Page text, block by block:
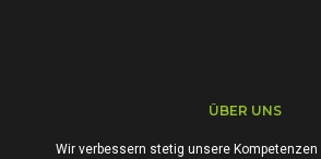
ÜBER UNS
Wir verbessern stetig unsere